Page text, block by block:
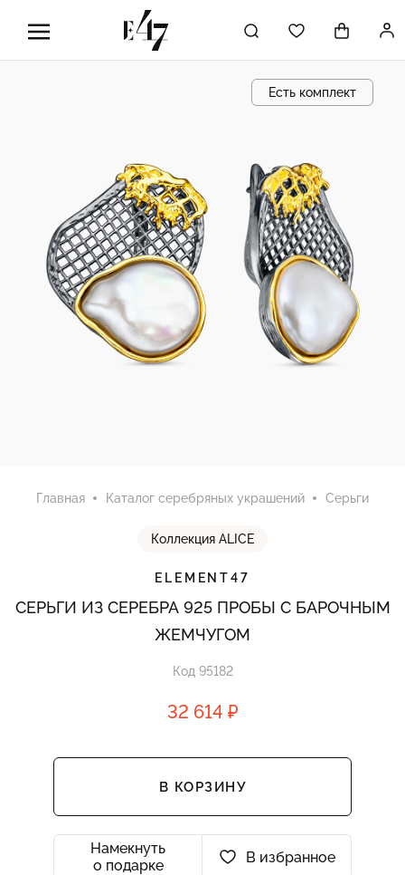
Есть комплект
Главная Каталог серебряных украшений Серьги
Коллекция ALICE
ELEMENT47
СЕРЬГИ ИЗ СЕРЕБРА 925 ПРОБЫ С БАРОЧНЫМ
ЖЕМЧУГОМ
Код 95182
32 614 ₽
В КОРЗИНУ
Намекнуть
о подарке
В избранное